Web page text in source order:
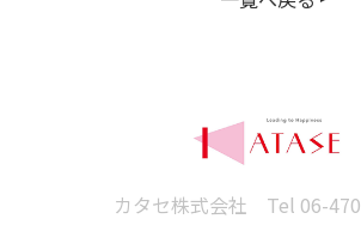
カタセ株式会社 Tel 06-